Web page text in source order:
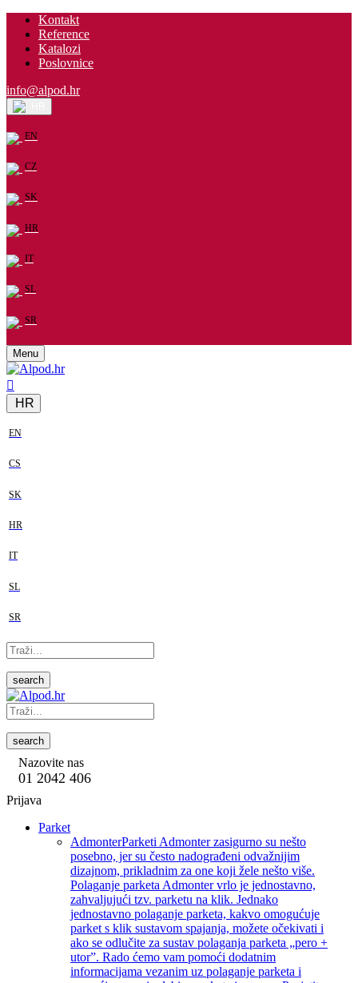
Kontakt
Reference
Katalozi
Poslovnice
info@alpod.hr
EN
CZ
SK
HR
IT
SL
SR
Menu
HR
EN
CS
SK
HR
IT
SL
SR
search
search
Nazovite nas
01 2042 406
Prijava
Parket
AdmonterParketi Admonter zasigurno su nešto
posebno, jer su često nadograđeni odvažnijim
dizajnom, prikladnim za one koji žele nešto više.
Polaganje parketa Admonter vrlo je jednostavno,
zahvaljujući tzv. parketu na klik. Jednako
jednostavno polaganje parketa, kakvo omogućuje
parket s klik sustavom spajanja, možete očekivati i
ako se odlučite za sustav polaganja parketa „pero +
utor”. Rado ćemo vam pomoći dodatnim
informacijama vezanim uz polaganje parketa i